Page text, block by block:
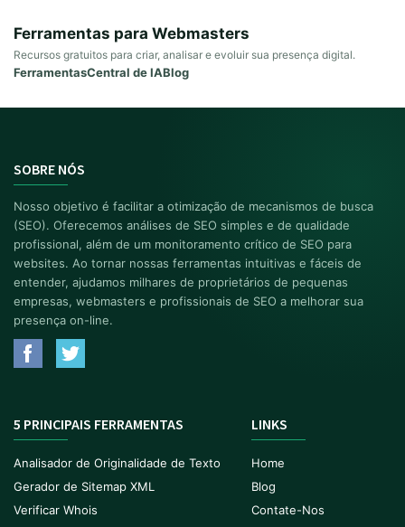
Ferramentas para Webmasters
Recursos gratuitos para criar, analisar e evoluir sua presença digital.
FerramentasCentral de IABlog
SOBRE NÓS
Nosso objetivo é facilitar a otimização de mecanismos de busca
(SEO). Oferecemos análises de SEO simples e de qualidade
profissional, além de um monitoramento crítico de SEO para
websites. Ao tornar nossas ferramentas intuitivas e fáceis de
entender, ajudamos milhares de proprietários de pequenas
empresas, webmasters e profissionais de SEO a melhorar sua
presença on-line.
5 PRINCIPAIS FERRAMENTAS
Analisador de Originalidade de Texto
Gerador de Sitemap XML
Verificar Whois
LINKS
Home
Blog
Contate-Nos